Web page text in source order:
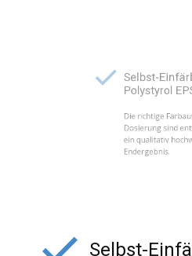
Polystyrol
Die richtige
Dosierung sind
ein qualitativ
Selbst-